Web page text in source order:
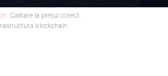
. Calitate la prețul corect.
blockchain.